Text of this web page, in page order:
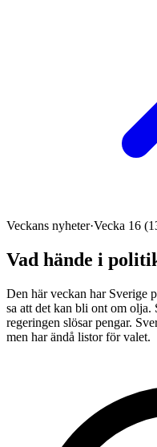
Veckans nyheter·Vecka 16
Vad hände i
Den här veckan har Sverige
sa att det kan bli ont om olja.
regeringen slösar pengar.
men har ändå listor för valet.